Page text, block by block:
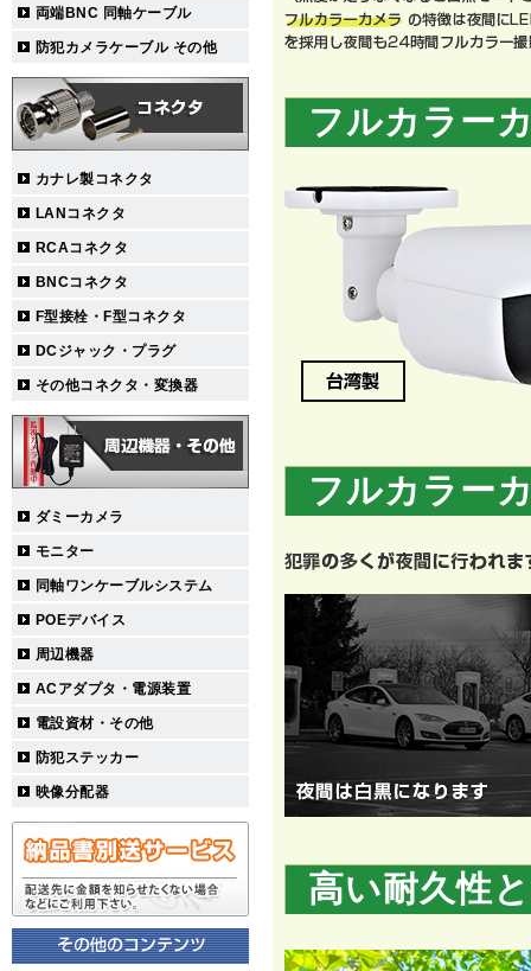
両端BNC 同軸ケーブル
防犯カメラケーブル その他
カナレ製コネクタ
LANコネクタ
RCAコネクタ
BNCコネクタ
F型接栓・F型コネクタ
DCジャック・プラグ
その他コネクタ・変換器
ダミーカメラ
モニター
同軸ワンケーブルシステム
POEデバイス
周辺機器
ACアダプタ・電源装置
電設資材・その他
防犯ステッカー
映像分配器
フルカラー
フルカラー
高い耐久性